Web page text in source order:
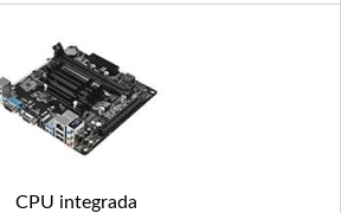
CPU integrada